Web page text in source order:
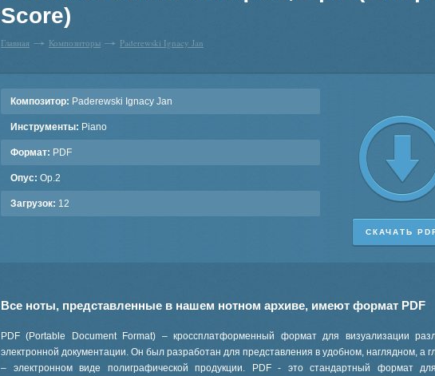
Score)
Главная Композиторы Paderewski Ignacy Jan
Композитор: Paderewski Ignacy Jan
Инструменты: Piano
Формат: PDF
Опус: Op.2
Загрузок: 12
СКАЧАТЬ
Все ноты, представленные в нашем нотном архиве, имеют формат PDF
PDF (Portable Document Format) – кроссплатформенный формат для визуализации
электронной документации. Он был разработан для представления в удобном, наглядном, а
– электронном виде полиграфической продукции. PDF - это стандартный формат